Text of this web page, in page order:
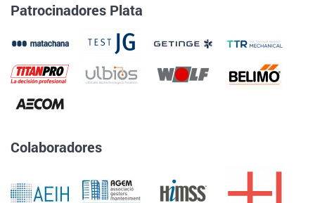
Patrocinadores Plata
Colaboradores